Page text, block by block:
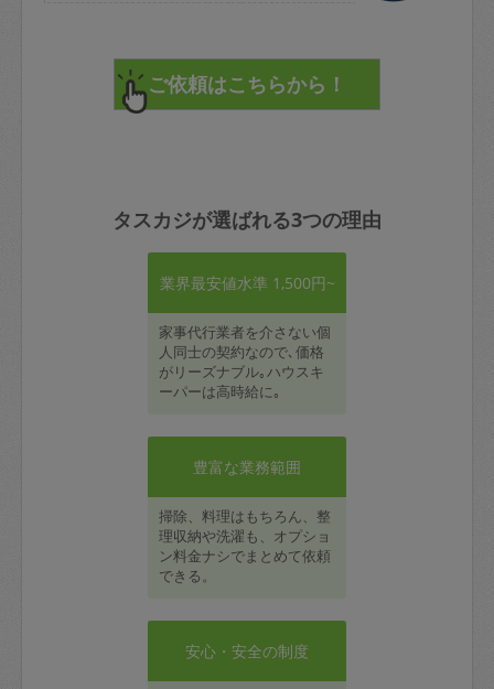
タスカジが選ばれる3つの理由
業界最安値水準 1,500円~
家事代行業者を介さない個
人同士の契約なので､価格
がリーズナブル｡ハウスキ
ーパーは高時給に｡
豊富な業務範囲
掃除、料理はもちろん、整
理収納や洗濯も、オプショ
ン料金ナシでまとめて依頼
できる。
安心・安全の制度